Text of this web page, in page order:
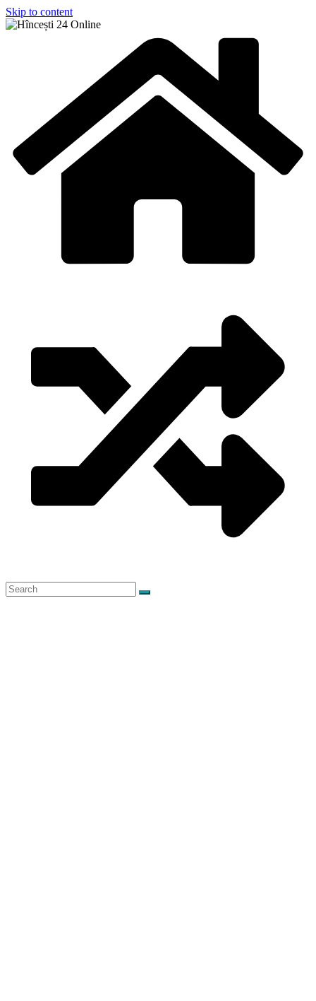
Skip to content